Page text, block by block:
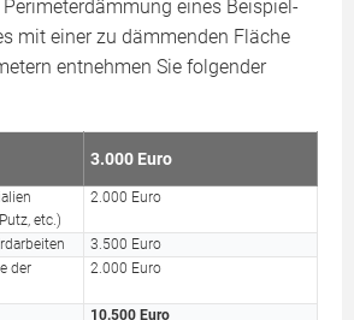
eines Beispiel-
mit einer zu dämmenden Fläche
entnehmen Sie folgender
3.000 Euro
etc.)
2.000 Euro
3.500 Euro
der
2.000 Euro
10.500 Euro